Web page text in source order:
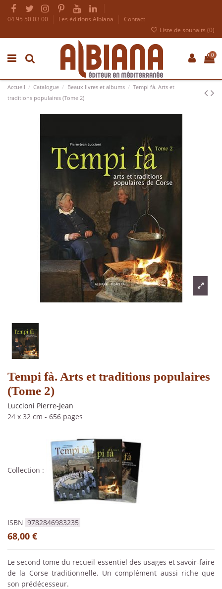
04 95 50 03 00 Les éditions Albiana
Contact
Liste de souhaits (0)
0
Accueil Catalogue Beaux livres et albums
Tempi fà. Arts et
traditions populaires (Tome 2)
Tempi fà. Arts et traditions populaires
(Tome 2)
Luccioni Pierre-Jean
24 x 32 cm - 656 pages
Collection :
ISBN 9782846983235
68,00 €
Le second tome du recueil essentiel des usages et savoir-faire
de la Corse traditionnelle. Un complément aussi riche que
son prédécesseur.